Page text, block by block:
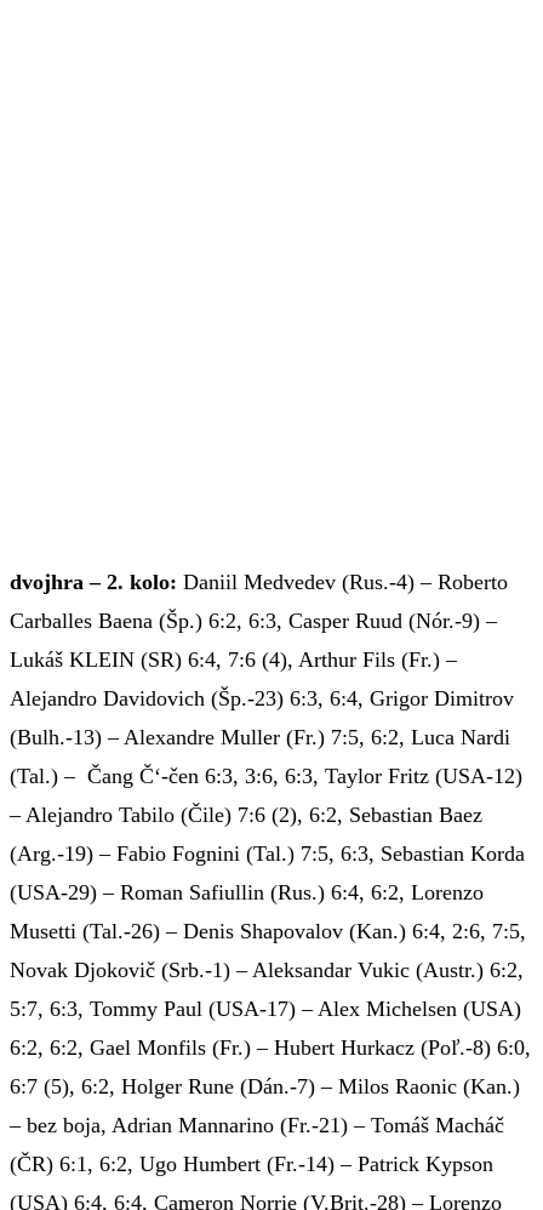
dvojhra – 2. kolo: Daniil Medvedev (Rus.-4) – Roberto
Carballes Baena (Šp.) 6:2, 6:3, Casper Ruud (Nór.-9) –
Lukáš KLEIN (SR) 6:4, 7:6 (4), Arthur Fils (Fr.) –
Alejandro Davidovich (Šp.-23) 6:3, 6:4, Grigor Dimitrov
(Bulh.-13) – Alexandre Muller (Fr.) 7:5, 6:2, Luca Nardi
(Tal.) – Čang Č‘-čen 6:3, 3:6, 6:3, Taylor Fritz (USA-12)
– Alejandro Tabilo (Čile) 7:6 (2), 6:2, Sebastian Baez
(Arg.-19) – Fabio Fognini (Tal.) 7:5, 6:3, Sebastian Korda
(USA-29) – Roman Safiullin (Rus.) 6:4, 6:2, Lorenzo
Musetti (Tal.-26) – Denis Shapovalov (Kan.) 6:4, 2:6, 7:5,
Novak Djokovič (Srb.-1) – Aleksandar Vukic (Austr.) 6:2,
5:7, 6:3, Tommy Paul (USA-17) – Alex Michelsen (USA)
6:2, 6:2, Gael Monfils (Fr.) – Hubert Hurkacz (Poľ.-8) 6:0,
6:7 (5), 6:2, Holger Rune (Dán.-7) – Milos Raonic (Kan.)
– bez boja, Adrian Mannarino (Fr.-21) – Tomáš Macháč
(ČR) 6:1, 6:2, Ugo Humbert (Fr.-14) – Patrick Kypson
(USA) 6:4, 6:4, Cameron Norrie (V.Brit.-28) – Lorenzo